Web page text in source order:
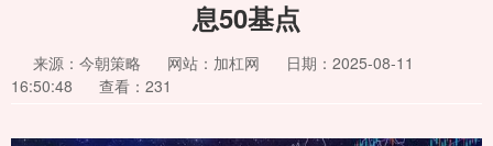
息50基点
来源：今朝策略 网站：加杠网
日期：2025-08-11
16:50:48
查看：231